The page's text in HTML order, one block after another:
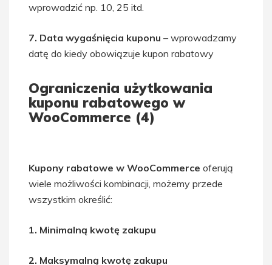
wprowadzić np. 10, 25 itd.
7. Data wygaśnięcia kuponu – wprowadzamy
datę do kiedy obowiązuje kupon rabatowy
Ograniczenia użytkowania
kuponu rabatowego w
WooCommerce (4)
Kupony rabatowe w WooCommerce oferują
wiele możliwości kombinacji, możemy przede
wszystkim określić:
1. Minimalną kwotę zakupu
2. Maksymalną kwotę zakupu